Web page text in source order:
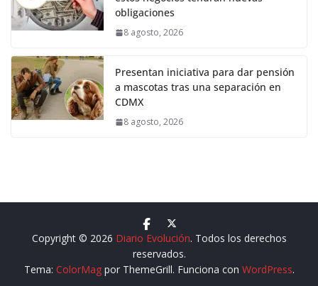
obligaciones
8 agosto, 2026
Presentan iniciativa para dar pensión
a mascotas tras una separación en
CDMX
8 agosto, 2026
Copyright © 2026 Diario Evolución. Todos los derechos
reservados.
Tema: ColorMagpor ThemeGrill. Funciona con WordPress.